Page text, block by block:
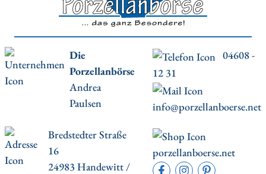
Die
Porzellanbörse
Andrea
Paulsen
04608 -
12 31
info@porzellanboerse.net
Bredstedter Straße
16
24983 Handewitt /
porzellanboerse.net